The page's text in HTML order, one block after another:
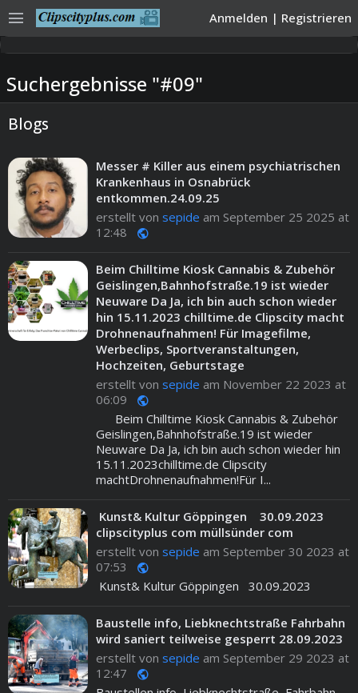
Anmelden | Registrieren
menu
Suchergebnisse "#09"
Blogs
Messer # Killer aus einem psychiatrischen
Krankenhaus in Osnabrück
entkommen.24.09.25
erstellt von sepide am September 25 2025 at
12:48 public
Beim Chilltime Kiosk Cannabis & Zubehör
Geislingen,Bahnhofstraße.19 ist wieder
Neuware Da Ja, ich bin auch schon wieder
hin 15.11.2023 chilltime.de Clipscity macht
Drohnenaufnahmen! Für Imagefilme,
Werbeclips, Sportveranstaltungen,
Hochzeiten, Geburtstage
erstellt von sepide am November 22 2023 at
06:09 public
Beim Chilltime Kiosk Cannabis & Zubehör
Geislingen,Bahnhofstraße.19 ist wieder
Neuware Da Ja, ich bin auch schon wieder hin
15.11.2023chilltime.de Clipscity
machtDrohnenaufnahmen!Für I...
Kunst& Kultur Göppingen 30.09.2023
clipscityplus com müllsünder com
erstellt von sepide am September 30 2023 at
07:53 public
Kunst& Kultur Göppingen 30.09.2023
Baustelle info, Liebknechtstraße Fahrbahn
wird saniert teilweise gesperrt 28.09.2023
erstellt von sepide am September 29 2023 at
12:47 public